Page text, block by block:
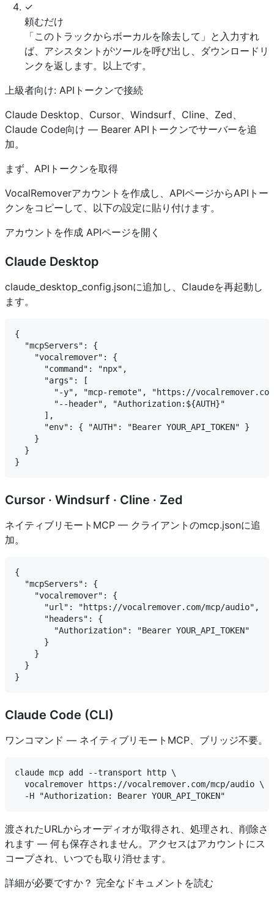
✓
頼むだけ
「このトラックからボーカルを除去して」と入力すれ
ば、アシスタントがツールを呼び出し、ダウンロードリ
ンクを返します。以上です。
上級者向け: APIトークンで接続
Claude Desktop、Cursor、Windsurf、Cline、Zed、
Claude Code向け — Bearer APIトークンでサーバーを追
加。
まず、APIトークンを取得
VocalRemoverアカウントを作成し、APIページからAPIトー
クンをコピーして、以下の設定に貼り付けます。
アカウントを作成 APIページを開く
Claude Desktop
claude_desktop_config.jsonに追加し、Claudeを再起動し
ます。
{
  "mcpServers": {
    "vocalremover": {
      "command": "npx",
      "args": [
"-y", "mcp-remote", "https://
        "--header", "Authorization:${AUTH}"
      ],
      "env": { "AUTH": "Bearer YOUR_API_TOKEN" }
    }
  }
Cursor · Windsurf · Cline · Zed
ネイティブリモートMCP — クライアントのmcp.jsonに追
加。
{
  "mcpServers": {
    "vocalremover": {
      "url": "https://vocalremover.com/mcp/audio",
      "headers": {
        "Authorization": "Bearer YOUR_API_TOKEN"
      }
    }
  }
Claude Code (CLI)
ワンコマンド — ネイティブリモートMCP、ブリッジ不要。
claude mcp add --transport http \
  vocalremover https://vocalremover.com/mcp/audio \
渡されたURLからオーディオが取得され、処理され、削除さ
れます — 何も保存されません。アクセスはアカウントにス
コープされ、いつでも取り消せます。
詳細が必要ですか？ 完全なドキュメントを読む